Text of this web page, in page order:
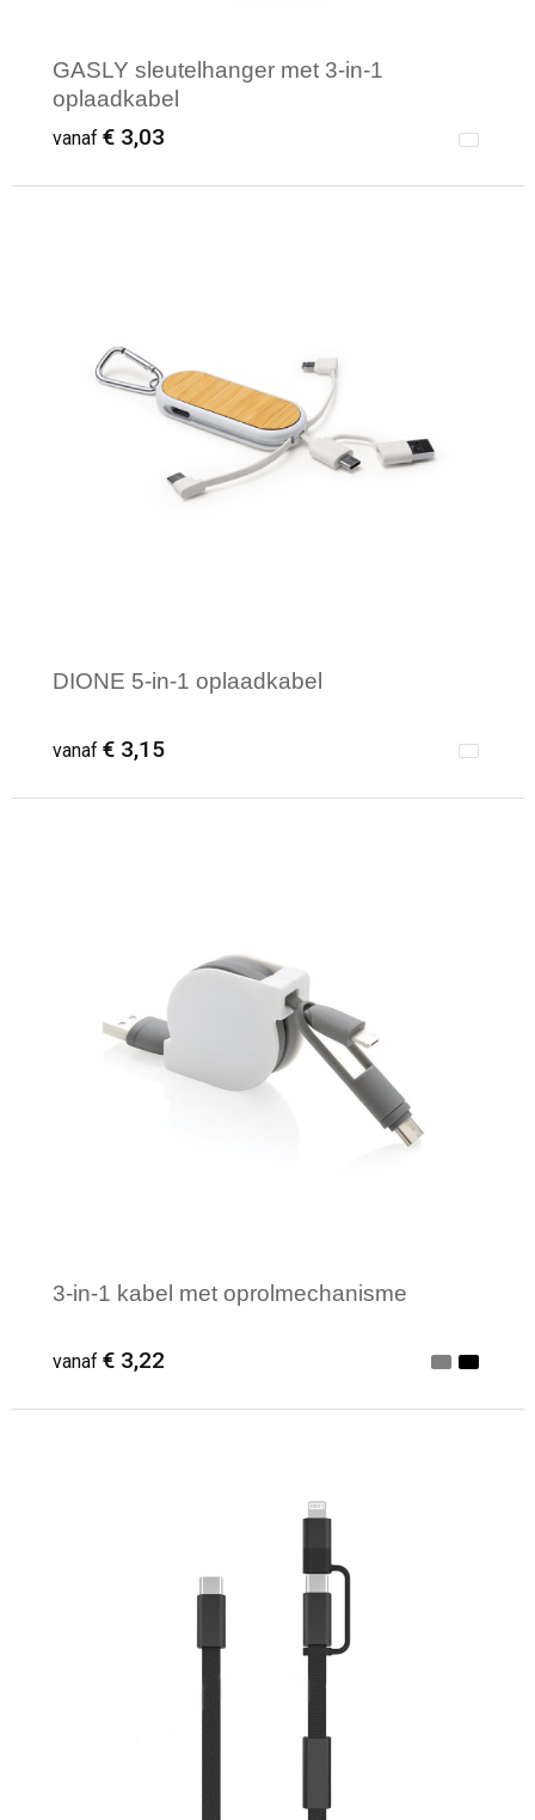
GASLY sleutelhanger met 3-in-1
oplaadkabel
vanaf € 3,03
DIONE 5-in-1 oplaadkabel
vanaf € 3,15
3-in-1 kabel met oprolmechanisme
vanaf € 3,22